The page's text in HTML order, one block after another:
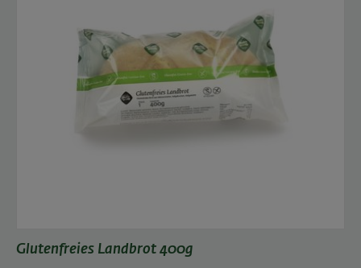
Glutenfreies Landbrot 400g